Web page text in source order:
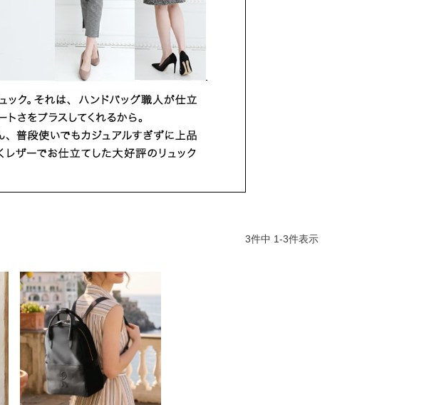
3件中 1-3件表示